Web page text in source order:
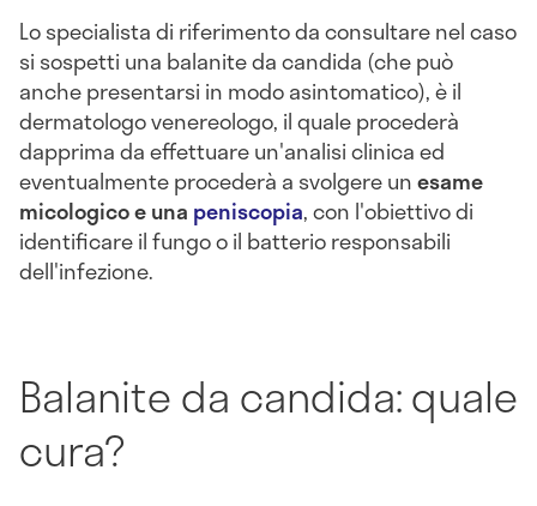
Lo specialista di riferimento da consultare nel caso
si sospetti una balanite da candida (che può
anche presentarsi in modo asintomatico), è il
dermatologo venereologo, il quale procederà
dapprima da effettuare un'analisi clinica ed
eventualmente procederà a svolgere unesame
micologico e una peniscopia, con l'obiettivo di
identificare il fungo o il batterio responsabili
dell'infezione.
Balanite da candida: quale
cura?